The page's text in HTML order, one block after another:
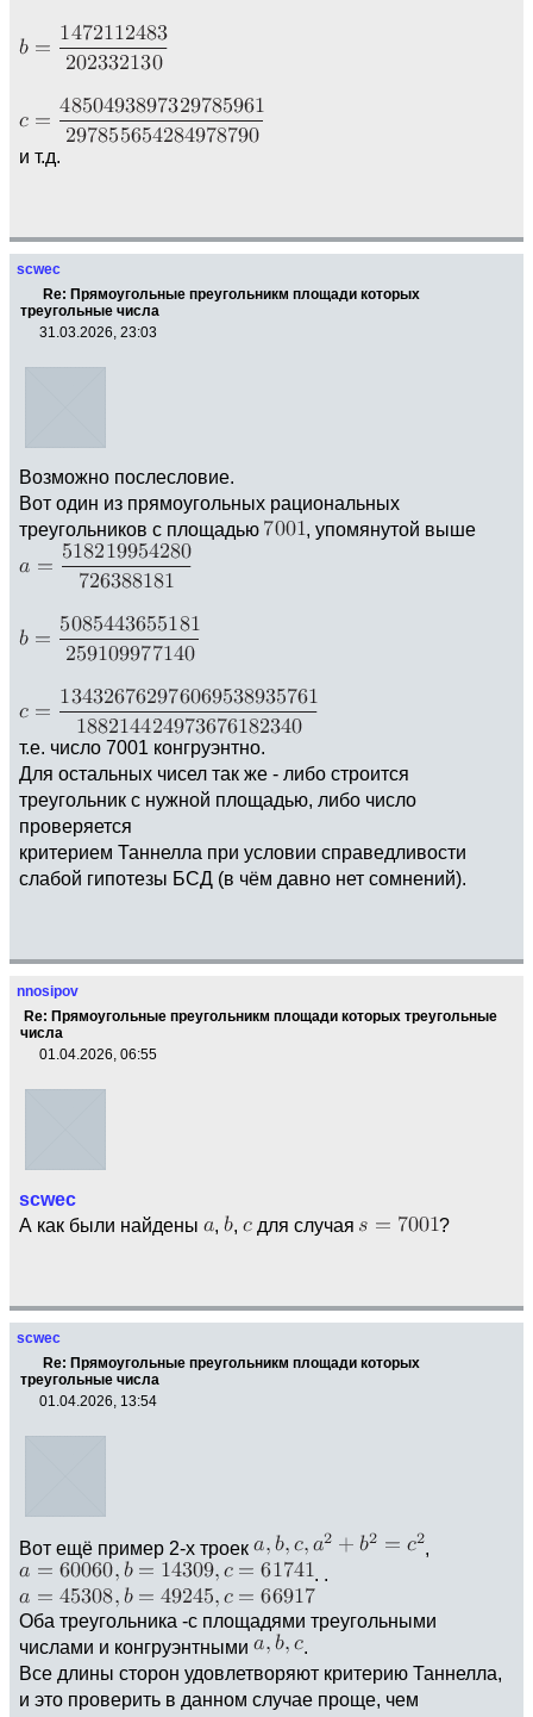
и т.д.
scwec
Re: Прямоугольные преугольникм площади которых
треугольные числа
31.03.2026, 23:03
Возможно послесловие.
Вот один из прямоугольных рациональных
треугольников с площадью
, упомянутой выше
т.е. число 7001 конгруэнтно.
Для остальных чисел так же - либо строится
треугольник с нужной площадью, либо число
проверяется
критерием Таннелла при условии справедливости
слабой гипотезы БСД (в чём давно нет сомнений).
nnosipov
Re: Прямоугольные преугольникм площади которых треугольные
числа
01.04.2026, 06:55
scwec
А как были найдены
, , для случая ?
scwec
Re: Прямоугольные преугольникм площади которых
треугольные числа
01.04.2026, 13:54
Вот ещё пример 2-х троек
,
. .
Оба треугольника -с площадями треугольными
числами и конгруэнтными
.
Все длины сторон удовлетворяют критерию Таннелла,
и это проверить в данном случае проще, чем